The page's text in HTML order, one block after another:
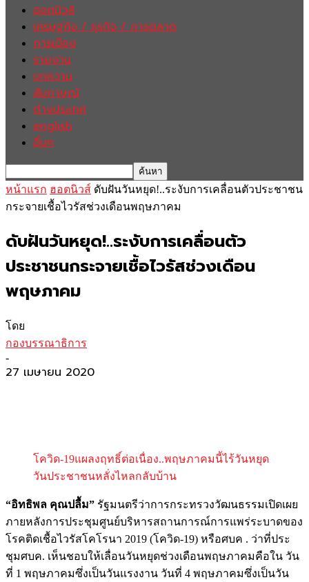
ฮอตนิวส์
เศรษฐกิจ / ธุรกิจ / การตลาด
การเมือง
รายงาน
บทความ
สัมภาษณ์
ต่างประเทศ
english
อื่นๆ
หน้าแรก ฮอตนิวส์ ดับฝันวันหยุด!..ระงับการเคลื่อนตัวประชาชน
กระจายเชื้อไวรัสช่วงเดือนพฤษภาคม
ดับฝันวันหยุด!..ระงับการเคลื่อนตัว
ประชาชนกระจายเชื้อไวรัสช่วงเดือน
พฤษภาคม
โดย
กองบรรณาธิการ
-
27 เมษายน 2020
โควิด-19แผลงฤทธิ์ต่อเนื่อง..พฤษภาคมนี้ไร้วันหยุด
วันประชาชนหลั่งไหลกลับบ้าน
“อิทธิพล คุณปลื้ม” รัฐมนตรีว่าการกระทรวงวัฒนธรรมเปิดเผย
ภายหลังการประชุมศูนย์บริหารสถานการณ์การแพร่ระบาดของ
โรคติดเชื้อไวรัสโคโรนา 2019 (โควิด-19) หรือศบค . ว่าที่ประ
ชุมศบค. เห็นชอบให้เลื่อนวันหยุดช่วงเดือนพฤษภาคมคือใน วัน
ที่ 1 พฤษภาคมซึ่งเป็นวันแรงงาน วันที่ 4 พฤษภาคมซึ่งเป็นวัน